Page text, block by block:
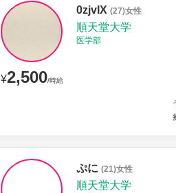
¥2,500/時給
0zjvIX (27)女性
順天堂大学
医学部
ぷに (21)女性
順天堂大学